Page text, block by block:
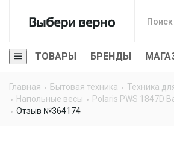
ТОВАРЫ БРЕНДЫ
Главная Бытовая техника
Техника
Напольные весы
Polaris PWS 1847D
Отзыв №364174